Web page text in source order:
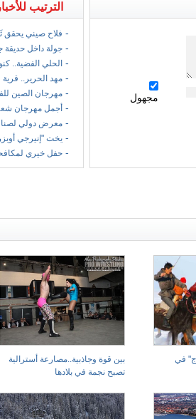
الترتيب للأخبار
- فلاح صيني يحقق
- جولة داخل حديقة
- الحلي الفضية..
- مهد الحرير..
- مهرجان الصين
- أجمل مهرجان
- معرض دولي
- يخت "إنيرجي
- حفل خيري
مجهول
بين قوة وجاذبية..مصارعة أسترالية
تصبح نجمة في بلادها
في